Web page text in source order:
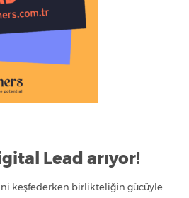
Lead arıyor!
keşfederken birlikteliğin gücüyle